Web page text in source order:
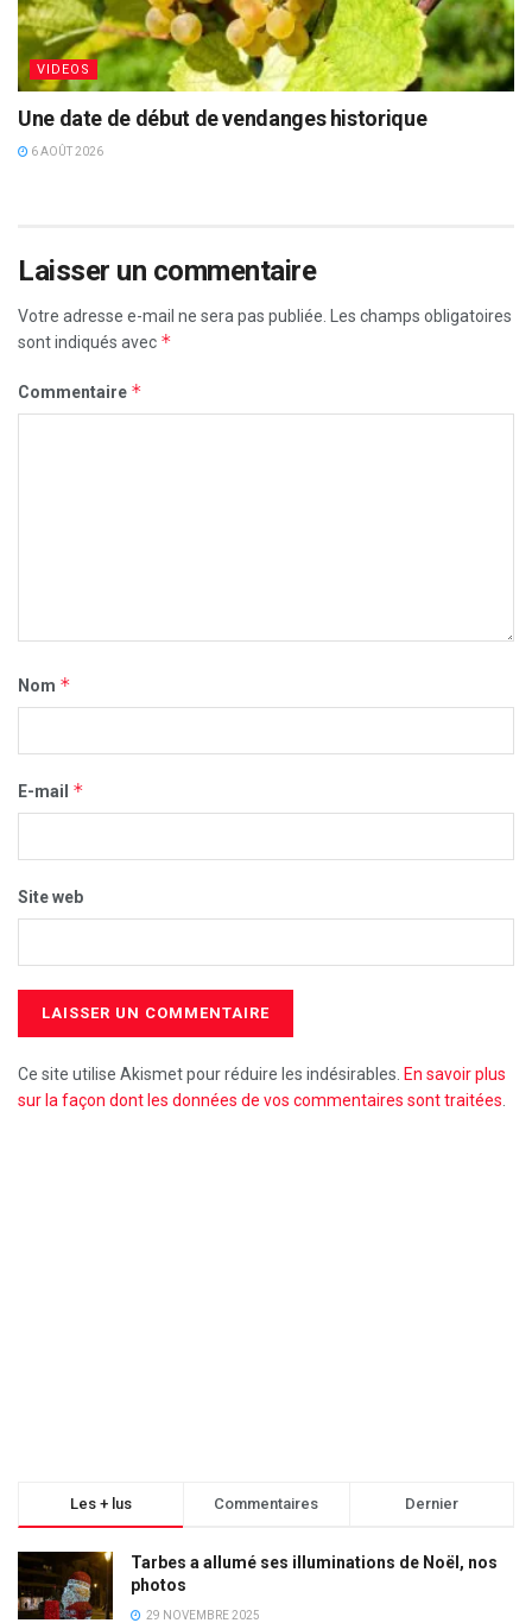
VIDEOS
Une date de début de vendanges historique
6 AOÛT 2026
Laisser un commentaire
Votre adresse e-mail ne sera pas publiée. Les champs obligatoires
sont indiqués avec *
Commentaire *
Nom *
E-mail *
Site web
Ce site utilise Akismet pour réduire les indésirables. En savoir plus
sur la façon dont les données de vos commentaires sont traitées
Les + lus Commentaires Dernier
Tarbes a allumé ses illuminations de Noël, nos
photos
29 NOVEMBRE 2025